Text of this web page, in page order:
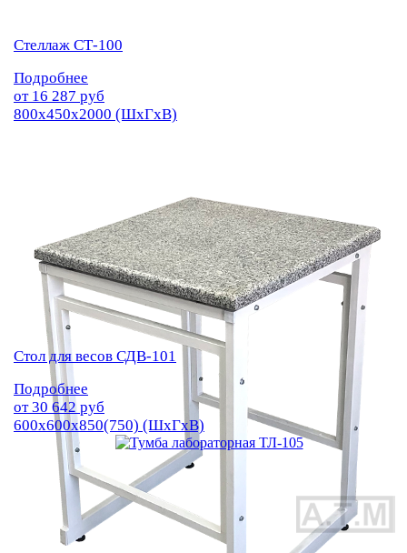
Стеллаж СТ-100
Подробнее
от 16 287 руб
800х450х2000 (ШхГхВ)
Стол для весов СДВ-101
Подробнее
от30 642 руб
600х600х850(750) (ШхГхВ)